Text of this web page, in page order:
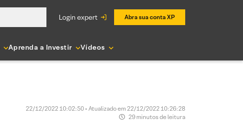
login expert Abra sua conta XP
Aprenda a Investir Vídeos
22/12/2022 10:02:50 • Atualizado em 22/12/2022 10:26:28
29 minutos de leitura